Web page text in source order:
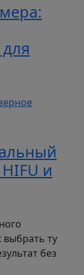
и
выбрать ту
без